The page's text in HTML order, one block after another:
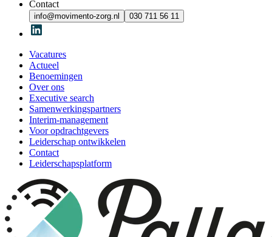
Contact
info@movimento-zorg.nl 030 711 56 11
Vacatures
Actueel
Benoemingen
Over ons
Executive search
Samenwerkingspartners
Interim-management
Voor opdrachtgevers
Leiderschap ontwikkelen
Contact
Leiderschapsplatform